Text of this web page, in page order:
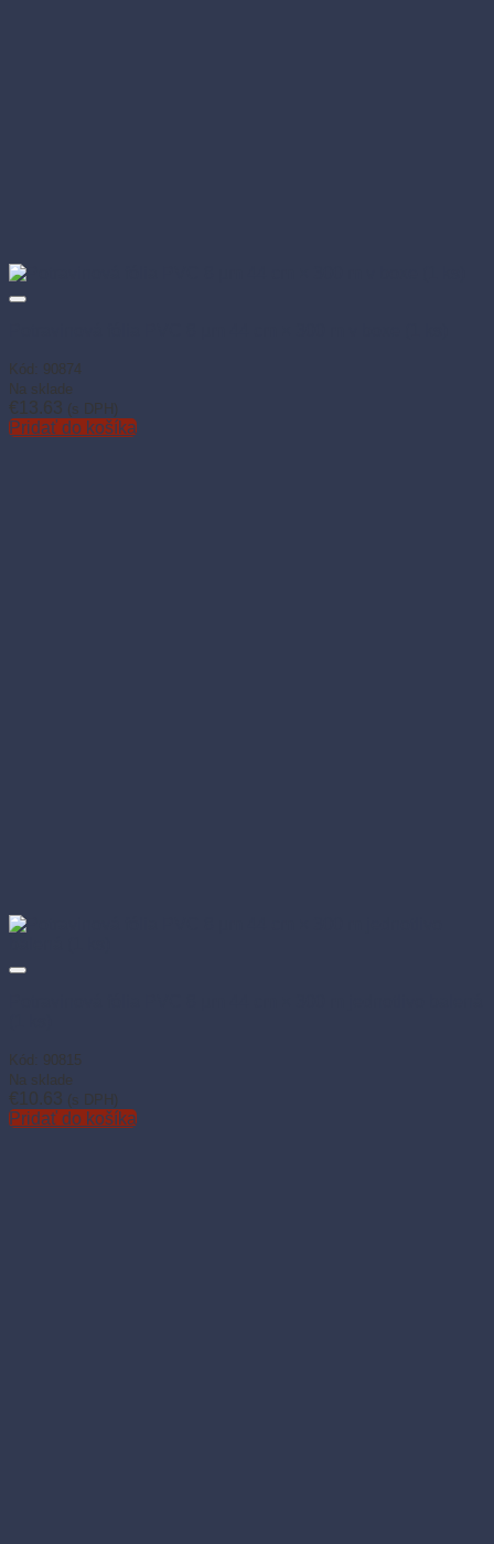
Kód: 90874
Na sklade
€13.63 (s DPH)
Pridať do košíka
Kód: 90815
Na sklade
€10.63 (s DPH)
Pridať do košíka